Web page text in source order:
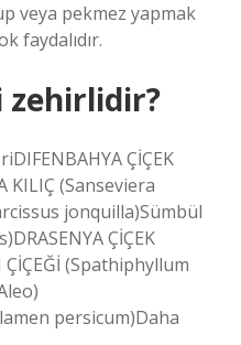
veya pekmez yapmak
faydalıdır.
zehirlidir?
ÇİÇEK
KILIÇ (Sanseviera
jonquilla)Sümbül
ÇİÇEK
(Spathiphyllum
persicum)Daha